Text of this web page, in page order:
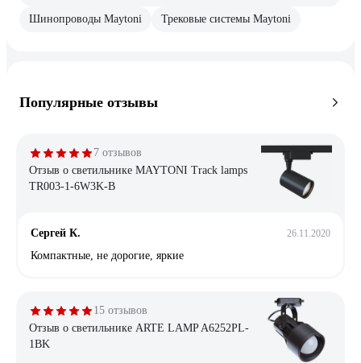
Шинопроводы Maytoni Трековые системы Maytoni
Популярные отзывы
7 отзывов
Отзыв о светильнике MAYTONI Track lamps
TR003-1-6W3K-B
Сергей К. 26.11.2020
Компактные, не дорогие, яркие
15 отзывов
Отзыв о светильнике ARTE LAMP A6252PL-
1BK